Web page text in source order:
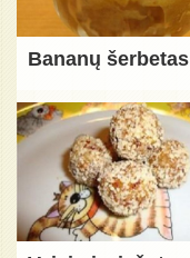
Bananų šerbetas